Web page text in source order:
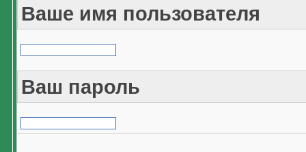
Ваше имя пользователя
Ваш пароль